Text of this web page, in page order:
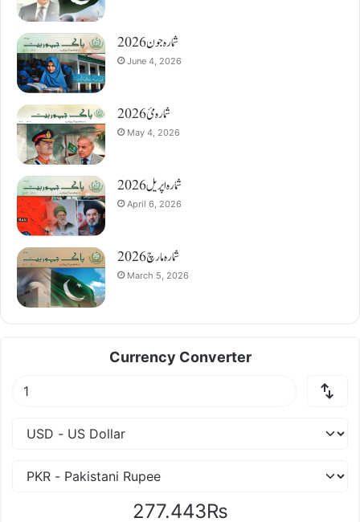
شمارہ جون 2026
June 4, 2026
شمارہ مئ 2026
May 4, 2026
شمارہ اپریل 2026
April 6, 2026
شمارہ مارچ 2026
March 5, 2026
Currency Converter
277.443₨